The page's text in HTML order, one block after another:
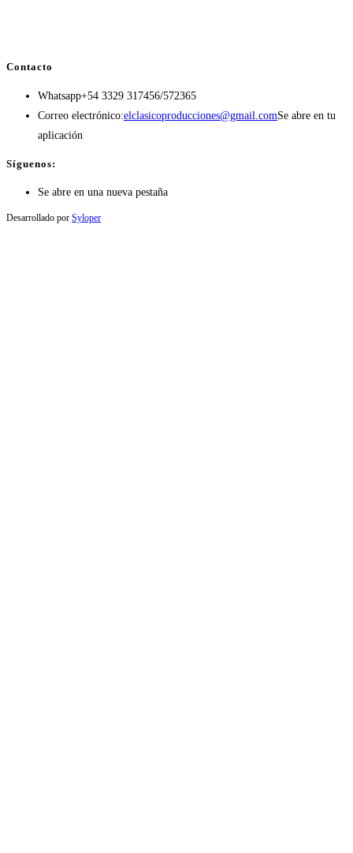
Contacto
Whatsapp+54 3329 317456/572365
Correo electrónico:elclasicoproducciones@gmail.comSe abre en tu
aplicación
Síguenos:
Se abre en una nueva pestaña
Desarrollado por Syloper